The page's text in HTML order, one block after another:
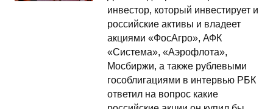
инвестор, который инвестирует и
российские активы и владеет
акциями «ФосАгро», АФК
«Система», «Аэрофлота»,
Мосбиржи, а также рублевыми
гособлигациями в интервью РБК
ответил на вопрос какие